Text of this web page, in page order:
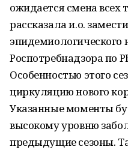
ожидается смена
рассказала и.о.
эпидемиологического
Роспотребнадзора по
Особенностью этого
циркуляцию нового
Указанные моменты
высокому уровню
предыдущие сезоны.